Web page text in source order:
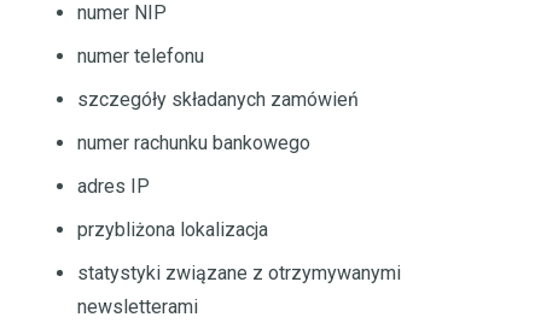
numer NIP
numer telefonu
szczegóły składanych zamówień
numer rachunku bankowego
adres IP
przybliżona lokalizacja
statystyki związane z otrzymywanymi
newsletterami